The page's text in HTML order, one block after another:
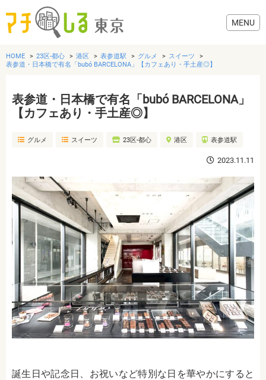
グルメ
美容・健康
歯医者・病院
おでかけ
生活
HOME 23区-都心 港区 表参道駅 グルメ
スイーツ
表参道・日本橋で有名「bubó BARCELONA」【カフェあり・手土産◎】
表参道・日本橋で有名「bubó BARCELONA」
【カフェあり・手土産◎】
グルメ スイーツ 23区-都心 港区 表参道駅
2023.11.11
誕生日や記念日、お祝いなど特別な日を華やかにすると